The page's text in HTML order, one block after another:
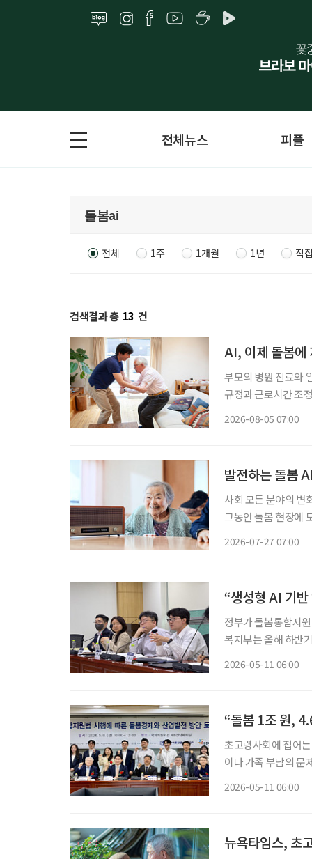
전체뉴스 피플
전체 1주 1개월 1년 직
검색결과 총 13 건
AI, 이제 돌봄에
부모의 병원 진료와
규정과 근로시간 조
2026-08-05 07:00
발전하는 돌봄
사회 모든 분야의 변
그동안 돌봄 현장에
2026-07-27 07:00
“생성형 AI 기반
정부가 돌봄통합지
복지부는 올해 하반
2026-05-11 06:00
“돌봄 1조 원,
초고령사회에 접어
이나 가족 부담의 문
2026-05-11 06:00
뉴욕타임스, 초